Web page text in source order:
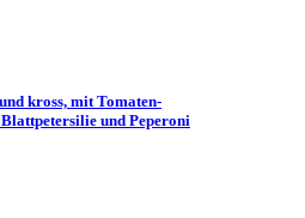
kross, mit Tomaten-
und Peperoni